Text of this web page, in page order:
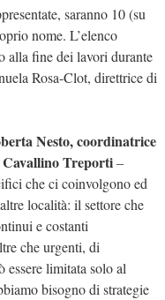
saranno 10 (su
nome. L’elenco
alla fine dei lavori durante
Rosa-Clot, direttrice di
Nesto, coordinatrice
Cavallino Treporti–
che ci coinvolgono ed
località: il settore che
e costanti
che urgenti, di
essere limitata solo al
bisogno di strategie